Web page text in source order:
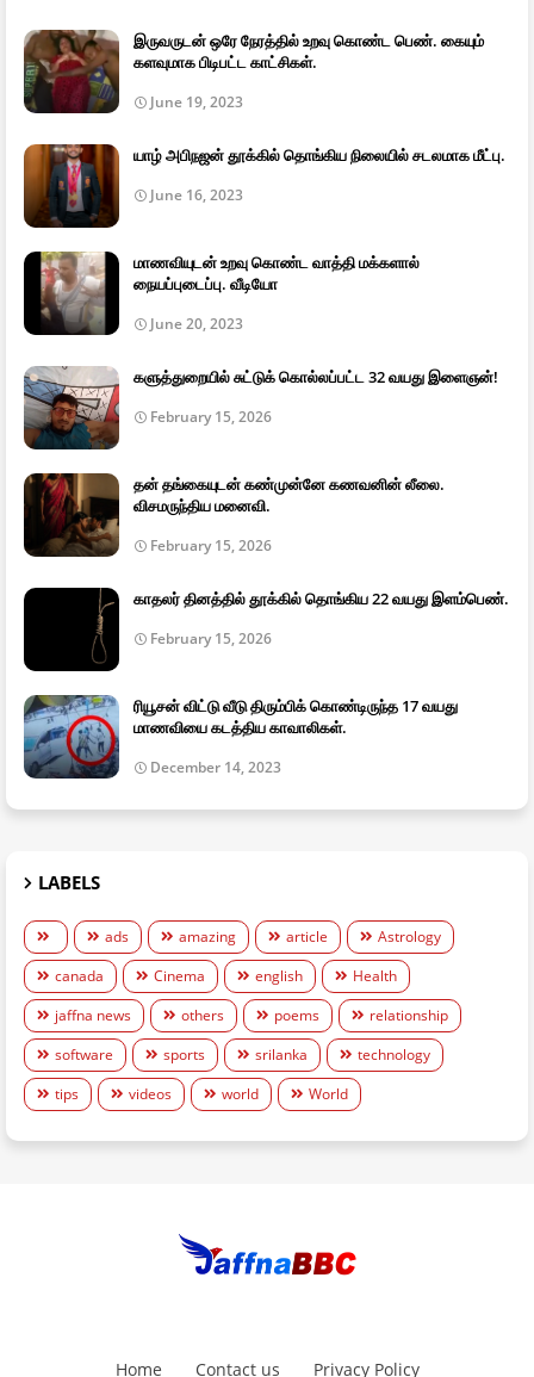
இருவருடன் ஒரே நேரத்தில் உறவு கொண்ட பெண். கையும்
களவுமாக பிடிபட்ட காட்சிகள்.
June 19, 2023
யாழ் அபிநஜன் தூக்கில் தொங்கிய நிலையில் சடலமாக மீட்பு.
June 16, 2023
மாணவியுடன் உறவு கொண்ட வாத்தி மக்களால்
நையப்புடைப்பு. வீடியோ
June 20, 2023
களுத்துறையில் சுட்டுக் கொல்லப்பட்ட 32 வயது இளைஞன்!
February 15, 2026
தன் தங்கையுடன் கண்முன்னே கணவனின் லீலை.
விசமருந்திய மனைவி.
February 15, 2026
காதலர் தினத்தில் தூக்கில் தொங்கிய 22 வயது இளம்பெண்.
February 15, 2026
ரியூசன் விட்டு வீடு திரும்பிக் கொண்டிருந்த 17 வயது
மாணவியை கடத்திய காவாலிகள்.
December 14, 2023
LABELS
ads amazing article
Astrology
canada
Cinema english
Health
jaffna news
others poems
relationship
software
sports srilanka
technology
tips
videos world World
Home Contact us Privacy Policy